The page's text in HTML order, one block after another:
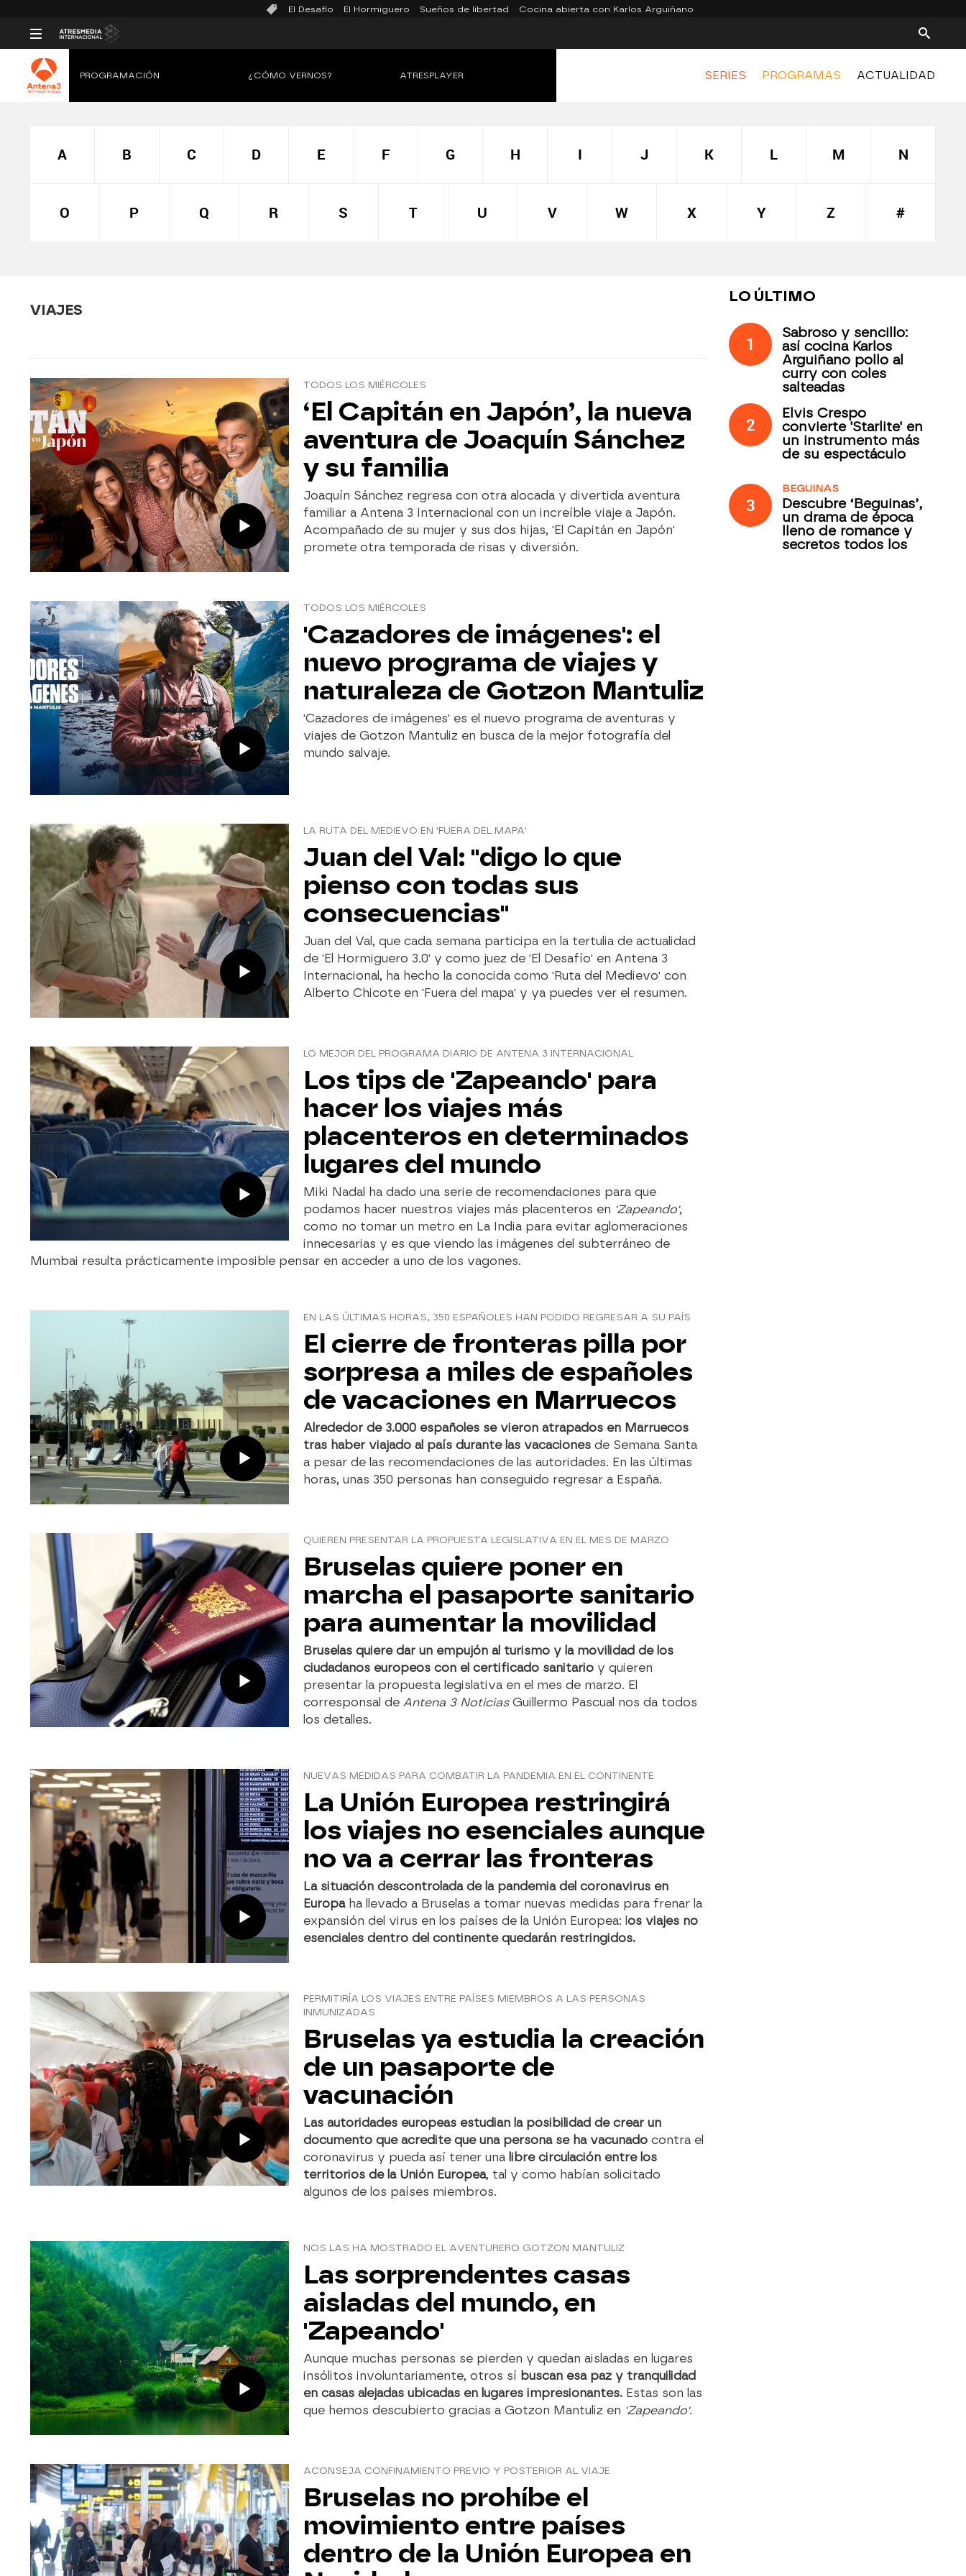
El Desafío El Hormiguero Sueños de libertad Cocina abierta con Karlos Arguiñano
SERIES PROGRAMAS ACTUALIDAD
PROGRAMACIÓN ¿CÓMO VERNOS? ATRESPLAYER
A B C D E F G H I J K L M N
O P Q R S T U V W X Y Z #
VIAJES
TODOS LOS MIÉRCOLES
‘El Capitán en Japón’, la nueva
aventura de Joaquín Sánchez
y su familia
Joaquín Sánchez regresa con otra alocada y divertida aventura
familiar a Antena 3 Internacional con un increíble viaje a Japón.
Acompañado de su mujer y sus dos hijas, 'El Capitán en Japón'
promete otra temporada de risas y diversión.
TODOS LOS MIÉRCOLES
'Cazadores de imágenes': el
nuevo programa de viajes y
naturaleza de Gotzon Mantuliz
'Cazadores de imágenes' es el nuevo programa de aventuras y
viajes de Gotzon Mantuliz en busca de la mejor fotografía del
mundo salvaje.
LA RUTA DEL MEDIEVO EN 'FUERA DEL MAPA'
Juan del Val: "digo lo que
pienso con todas sus
consecuencias"
Juan del Val, que cada semana participa en la tertulia de actualidad
de 'El Hormiguero 3.0' y como juez de 'El Desafío' en Antena 3
Internacional, ha hecho la conocida como 'Ruta del Medievo' con
Alberto Chicote en 'Fuera del mapa' y ya puedes ver el resumen.
LO MEJOR DEL PROGRAMA DIARIO DE ANTENA 3 INTERNACIONAL
Los tips de 'Zapeando' para
hacer los viajes más
placenteros en determinados
lugares del mundo
Miki Nadal ha dado una serie de recomendaciones para que
podamos hacer nuestros viajes más placenteros en 'Zapeando',
como no tomar un metro en La India para evitar aglomeraciones
innecesarias y es que viendo las imágenes del subterráneo de
Mumbai resulta prácticamente imposible pensar en acceder a uno de los vagones.
EN LAS ÚLTIMAS HORAS, 350 ESPAÑOLES HAN PODIDO REGRESAR A SU PAÍS
El cierre de fronteras pilla por
sorpresa a miles de españoles
de vacaciones en Marruecos
Alrededor de 3.000 españoles se vieron atrapados en Marruecos
tras haber viajado al país durante las vacaciones de Semana Santa
a pesar de las recomendaciones de las autoridades. En las últimas
horas, unas 350 personas han conseguido regresar a España.
QUIEREN PRESENTAR LA PROPUESTA LEGISLATIVA EN EL MES DE MARZO
Bruselas quiere poner en
marcha el pasaporte sanitario
para aumentar la movilidad
Bruselas quiere dar un empujón al turismo y la movilidad de los
ciudadanos europeos con el certificado sanitario y quieren
presentar la propuesta legislativa en el mes de marzo. El
corresponsal de Antena 3 NoticiasGuillermo Pascual nos da todos
los detalles.
NUEVAS MEDIDAS PARA COMBATIR LA PANDEMIA EN EL CONTINENTE
La Unión Europea restringirá
los viajes no esenciales aunque
no va a cerrar las fronteras
La situación descontrolada de la pandemia del coronavirus en
Europaha llevado a Bruselas a tomar nuevas medidas para frenar la
expansión del virus en los países de la Unión Europea: l os viajes no
esenciales dentro del continente quedarán restringidos.
PERMITIRÍA LOS VIAJES ENTRE PAÍSES MIEMBROS A LAS PERSONAS
INMUNIZADAS
Bruselas ya estudia la creación
de un pasaporte de
vacunación
Las autoridades europeas estudian la posibilidad de crear un
documento que acredite que una persona se ha vacunado contra el
coronavirus y pueda así tener una libre circulación entre los
territorios de la Unión Europea, tal y como habían solicitado
algunos de los países miembros.
NOS LAS HA MOSTRADO EL AVENTURERO GOTZON MANTULIZ
Las sorprendentes casas
aisladas del mundo, en
'Zapeando'
Aunque muchas personas se pierden y quedan aisladas en lugares
insólitos involuntariamente, otros sí buscan esa paz y tranquilidad
en casas alejadas ubicadas en lugares impresionantes. Estas son las
que hemos descubierto gracias a Gotzon Mantuliz en 'Zapeando'.
ACONSEJA CONFINAMIENTO PREVIO Y POSTERIOR AL VIAJE
Bruselas no prohíbe el
movimiento entre países
dentro de la Unión Europea en
LO ÚLTIMO
1
Sabroso y sencillo:
así cocina Karlos
Arguiñano pollo al
curry con coles
salteadas
2
Elvis Crespo
convierte 'Starlite' en
un instrumento más
de su espectáculo
3
BEGUINAS
Descubre ‘Beguinas’,
un drama de época
lleno de romance y
secretos todos los